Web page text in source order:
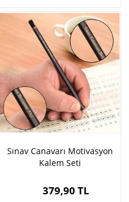
Sınav Canavarı Motivasyon
Kalem Seti
379,90 TL